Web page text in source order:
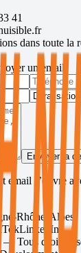
41
dans toute la
un email
Envoyer la
email s’ouvre
Rhône-Alpes
LinkedIn
Tous droits